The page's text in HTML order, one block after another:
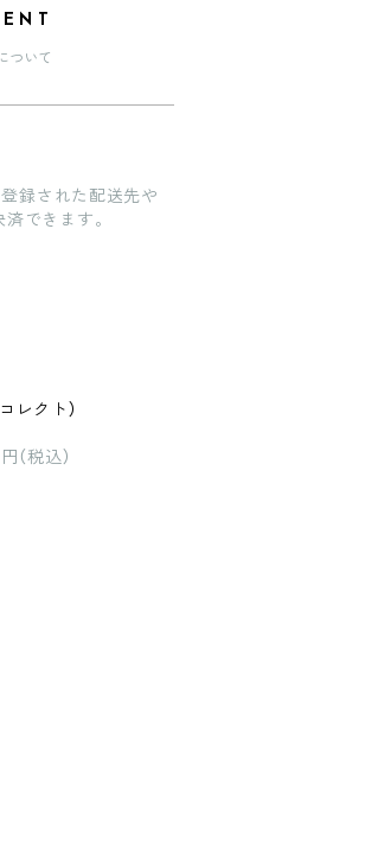
ついて
録された配送先や
できます。
レクト）
税込）